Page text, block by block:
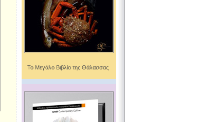
Το Μεγάλο Βιβλίο της Θάλασσας